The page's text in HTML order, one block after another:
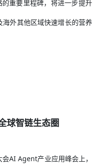
的重要里程碑，将进一步提升
外其他区域快速增长的营养
球智链生态圈
AI Agent产业应用峰会上，